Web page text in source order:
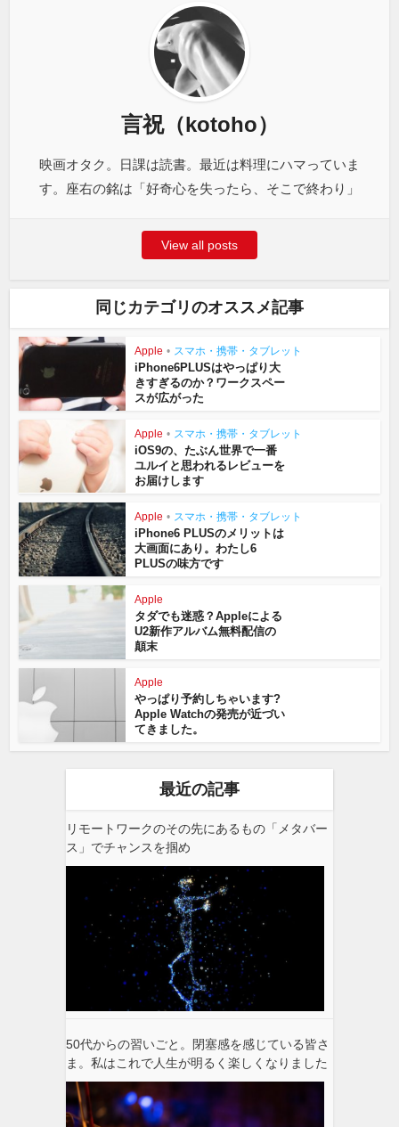
言祝（kotoho）
映画オタク。日課は読書。最近は料理にハマっていま
す。座右の銘は「好奇心を失ったら、そこで終わり」
View all posts
同じカテゴリのオススメ記事
Apple • スマホ・携帯・タブレット
iPhone6PLUSはやっぱり大
きすぎるのか？ワークスペー
スが広がった
Apple • スマホ・携帯・タブレット
iOS9の、たぶん世界で一番
ユルイと思われるレビューを
お届けします
Apple • スマホ・携帯・タブレット
iPhone6 PLUSのメリットは
大画面にあり。わたし6
PLUSの味方です
Apple
タダでも迷惑？Appleによる
U2新作アルバム無料配信の
顛末
Apple
やっぱり予約しちゃいます?
Apple Watchの発売が近づい
てきました。
最近の記事
リモートワークのその先にあるもの「メタバー
ス」でチャンスを掴め
50代からの習いごと。閉塞感を感じている皆さ
ま。私はこれで人生が明るく楽しくなりました